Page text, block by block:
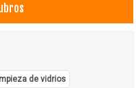
de vidrios